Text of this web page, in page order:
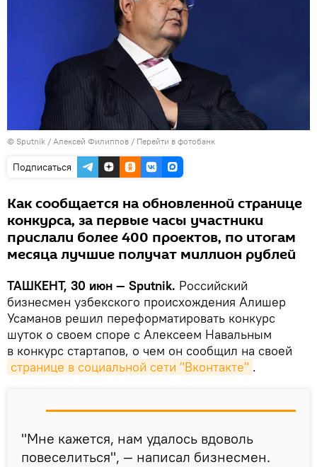
© Sputnik / Алексей Филиппов / Перейти в фотобанк
Подписаться
Как сообщается на обновленной странице
конкурса, за первые часы участники
прислали более 400 проектов, по итогам
месяца лучшие получат миллион рублей
ТАШКЕНТ, 30 июн — Sputnik. Российский
бизнесмен узбекского происхождения Алишер
Усаманов решил переформатировать конкурс
шуток о своем споре с Алексеем Навальным
в конкурс стартапов, о чем он сообщил на своей
странице в социальной сети "Вконтакте" .
"Мне кажется, нам удалось вдоволь
повеселиться", — написал бизнесмен.